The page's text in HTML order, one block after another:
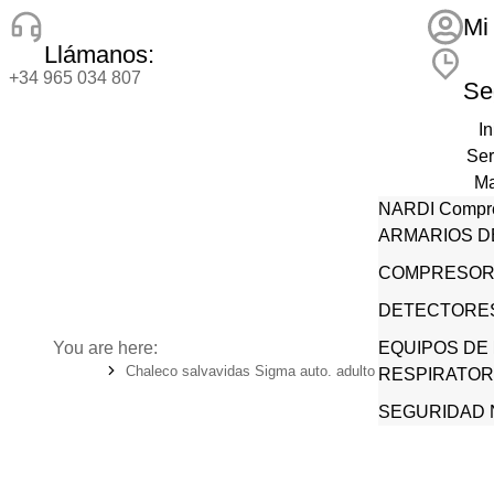
Llámanos:
+34 965 034 807
Mi
NARDI
LALIZAS
JAFER
CITER
de seguridad
ARMARIOS
EQUIPOS DE
SEGURIDAD
You are here:
Chaleco salvavidas Sigma auto. adulto 170N con arnés